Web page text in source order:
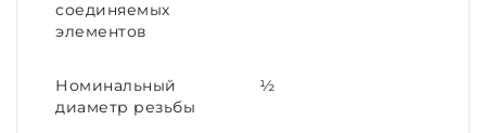
соединяемых
элементов
Номинальный
диаметр резьбы
½